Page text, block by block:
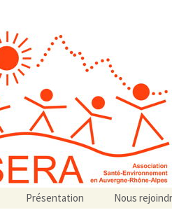
Présentation Nous